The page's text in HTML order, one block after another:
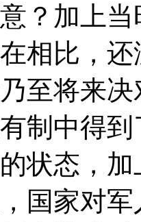
？加上
相比，
至将来
制中得
状态，
国家对